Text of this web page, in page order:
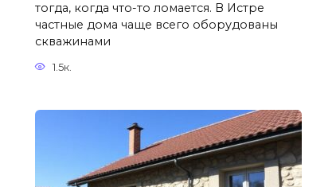
тогда, когда что-то ломается. В Истре
частные дома чаще всего оборудованы
скважинами
1.5к.